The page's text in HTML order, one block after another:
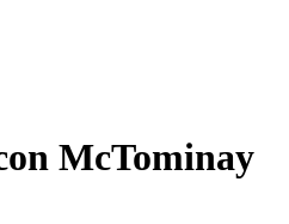
McTominay